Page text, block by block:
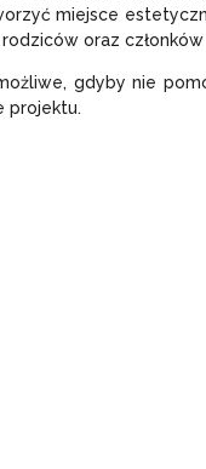
miejsce
oraz
gdyby nie
projektu.